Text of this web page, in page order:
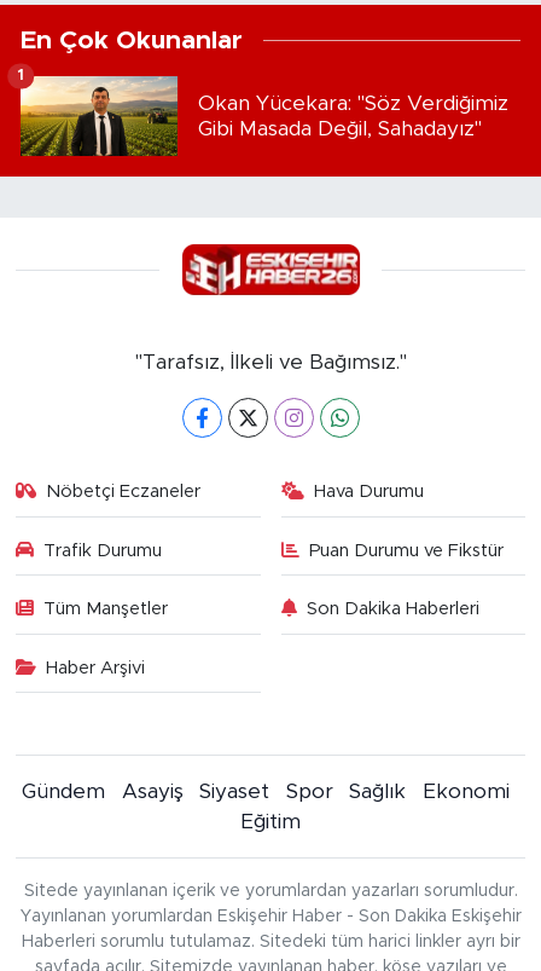
En Çok Okunanlar
Okan Yücekara: "Söz Verdiğimiz
Gibi Masada Değil, Sahadayız"
1
"Tarafsız, İlkeli ve Bağımsız."
Nöbetçi Eczaneler Hava Durumu
Trafik Durumu Puan Durumu ve Fikstür
Tüm Manşetler Son Dakika Haberleri
Haber Arşivi
Gündem Asayiş Siyaset Spor Sağlık
Ekonomi
Eğitim
Sitede yayınlanan içerik ve yorumlardan yazarları sorumludur.
Yayınlanan yorumlardan Eskişehir Haber - Son Dakika Eskişehir
Haberleri sorumlu tutulamaz. Sitedeki tüm harici linkler ayrı bir
sayfada açılır. Sitemizde yayınlanan haber, köşe yazıları ve